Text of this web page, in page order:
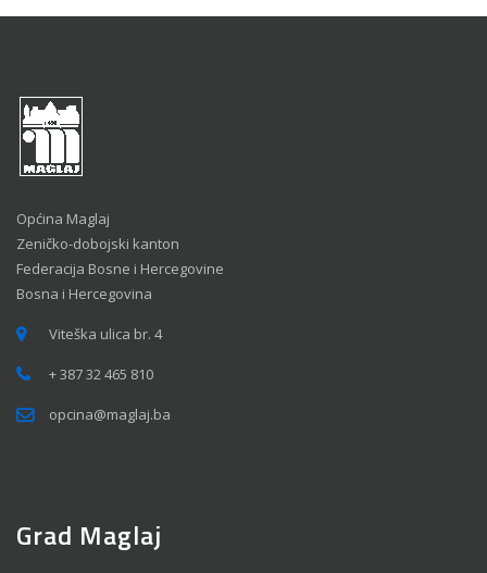
Općina Maglaj
Zeničko-dobojski kanton
Federacija Bosne i Hercegovine
Bosna i Hercegovina
Viteška ulica br. 4
+ 387 32 465 810
opcina@maglaj.ba
Grad Maglaj